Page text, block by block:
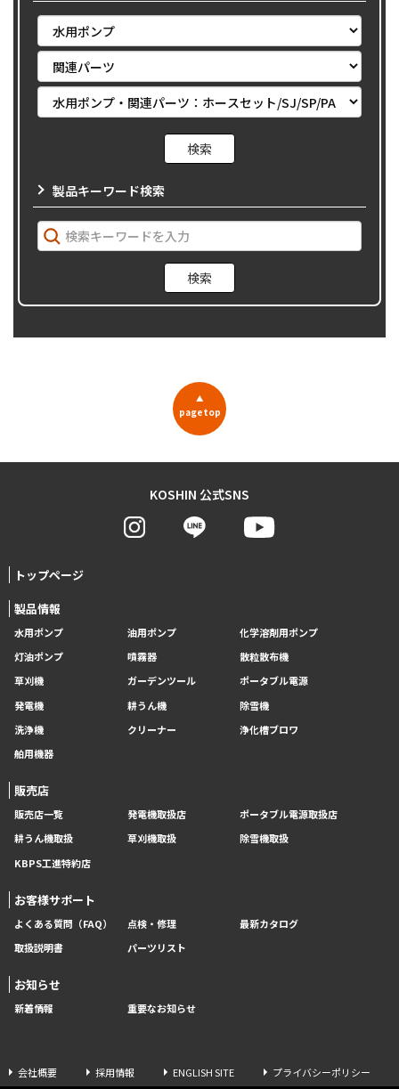
製品キーワード検索
▲
pagetop
KOSHIN 公式SNS
トップページ
製品情報
水用ポンプ 油用ポンプ
化学溶剤用ポンプ
灯油ポンプ
噴霧器
散粒散布機
草刈機
ガーデンツール
ポータブル電源
発電機
耕うん機
除雪機
洗浄機
クリーナー
浄化槽ブロワ
舶用機器
販売店
販売店一覧 発電機取扱店
ポータブル電源取扱店
耕うん機取扱
草刈機取扱
除雪機取扱
KBPS工進特約店
お客様サポート
よくある質問（FAQ） 点検・修理
最新カタログ
取扱説明書
パーツリスト
お知らせ
新着情報 重要なお知らせ
会社概要 採用情報 ENGLISH SITE プライバシーポリシー